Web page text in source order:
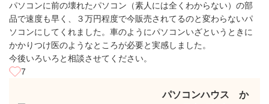
パソコンに前の壊れたパソコン（素人には全くわからない）の部
品で速度も早く、３万円程度で今販売されてるのと変わらないパ
ソコンにしてくれました。車のようにパソコンいざというときに
かかりつけ医のようなところが必要と実感しました。
今後いろいろと相談させてください。
7
パソコンハウス か